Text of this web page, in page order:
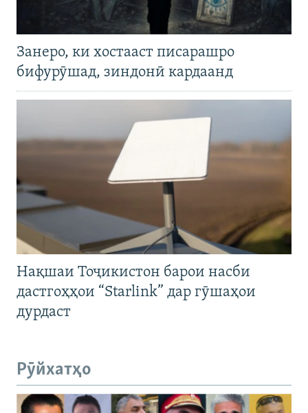
Занеро, ки хостааст писарашро
бифурӯшад, зиндонӣ кардаанд
Нақшаи Тоҷикистон барои насби
дастгоҳҳои “Starlink” дар гӯшаҳои
дурдаст
Рӯйхатҳо